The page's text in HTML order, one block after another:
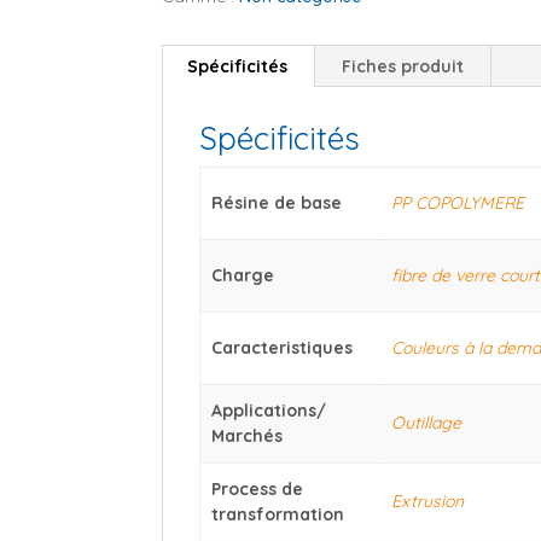
Spécificités Fiches produit
Spécificités
Résine de base PP COPOLYMERE
Charge fibre de verre
Caracteristiques Couleurs à la
Applications/
Marchés
Outillage
Process de
transformation
Extrusion